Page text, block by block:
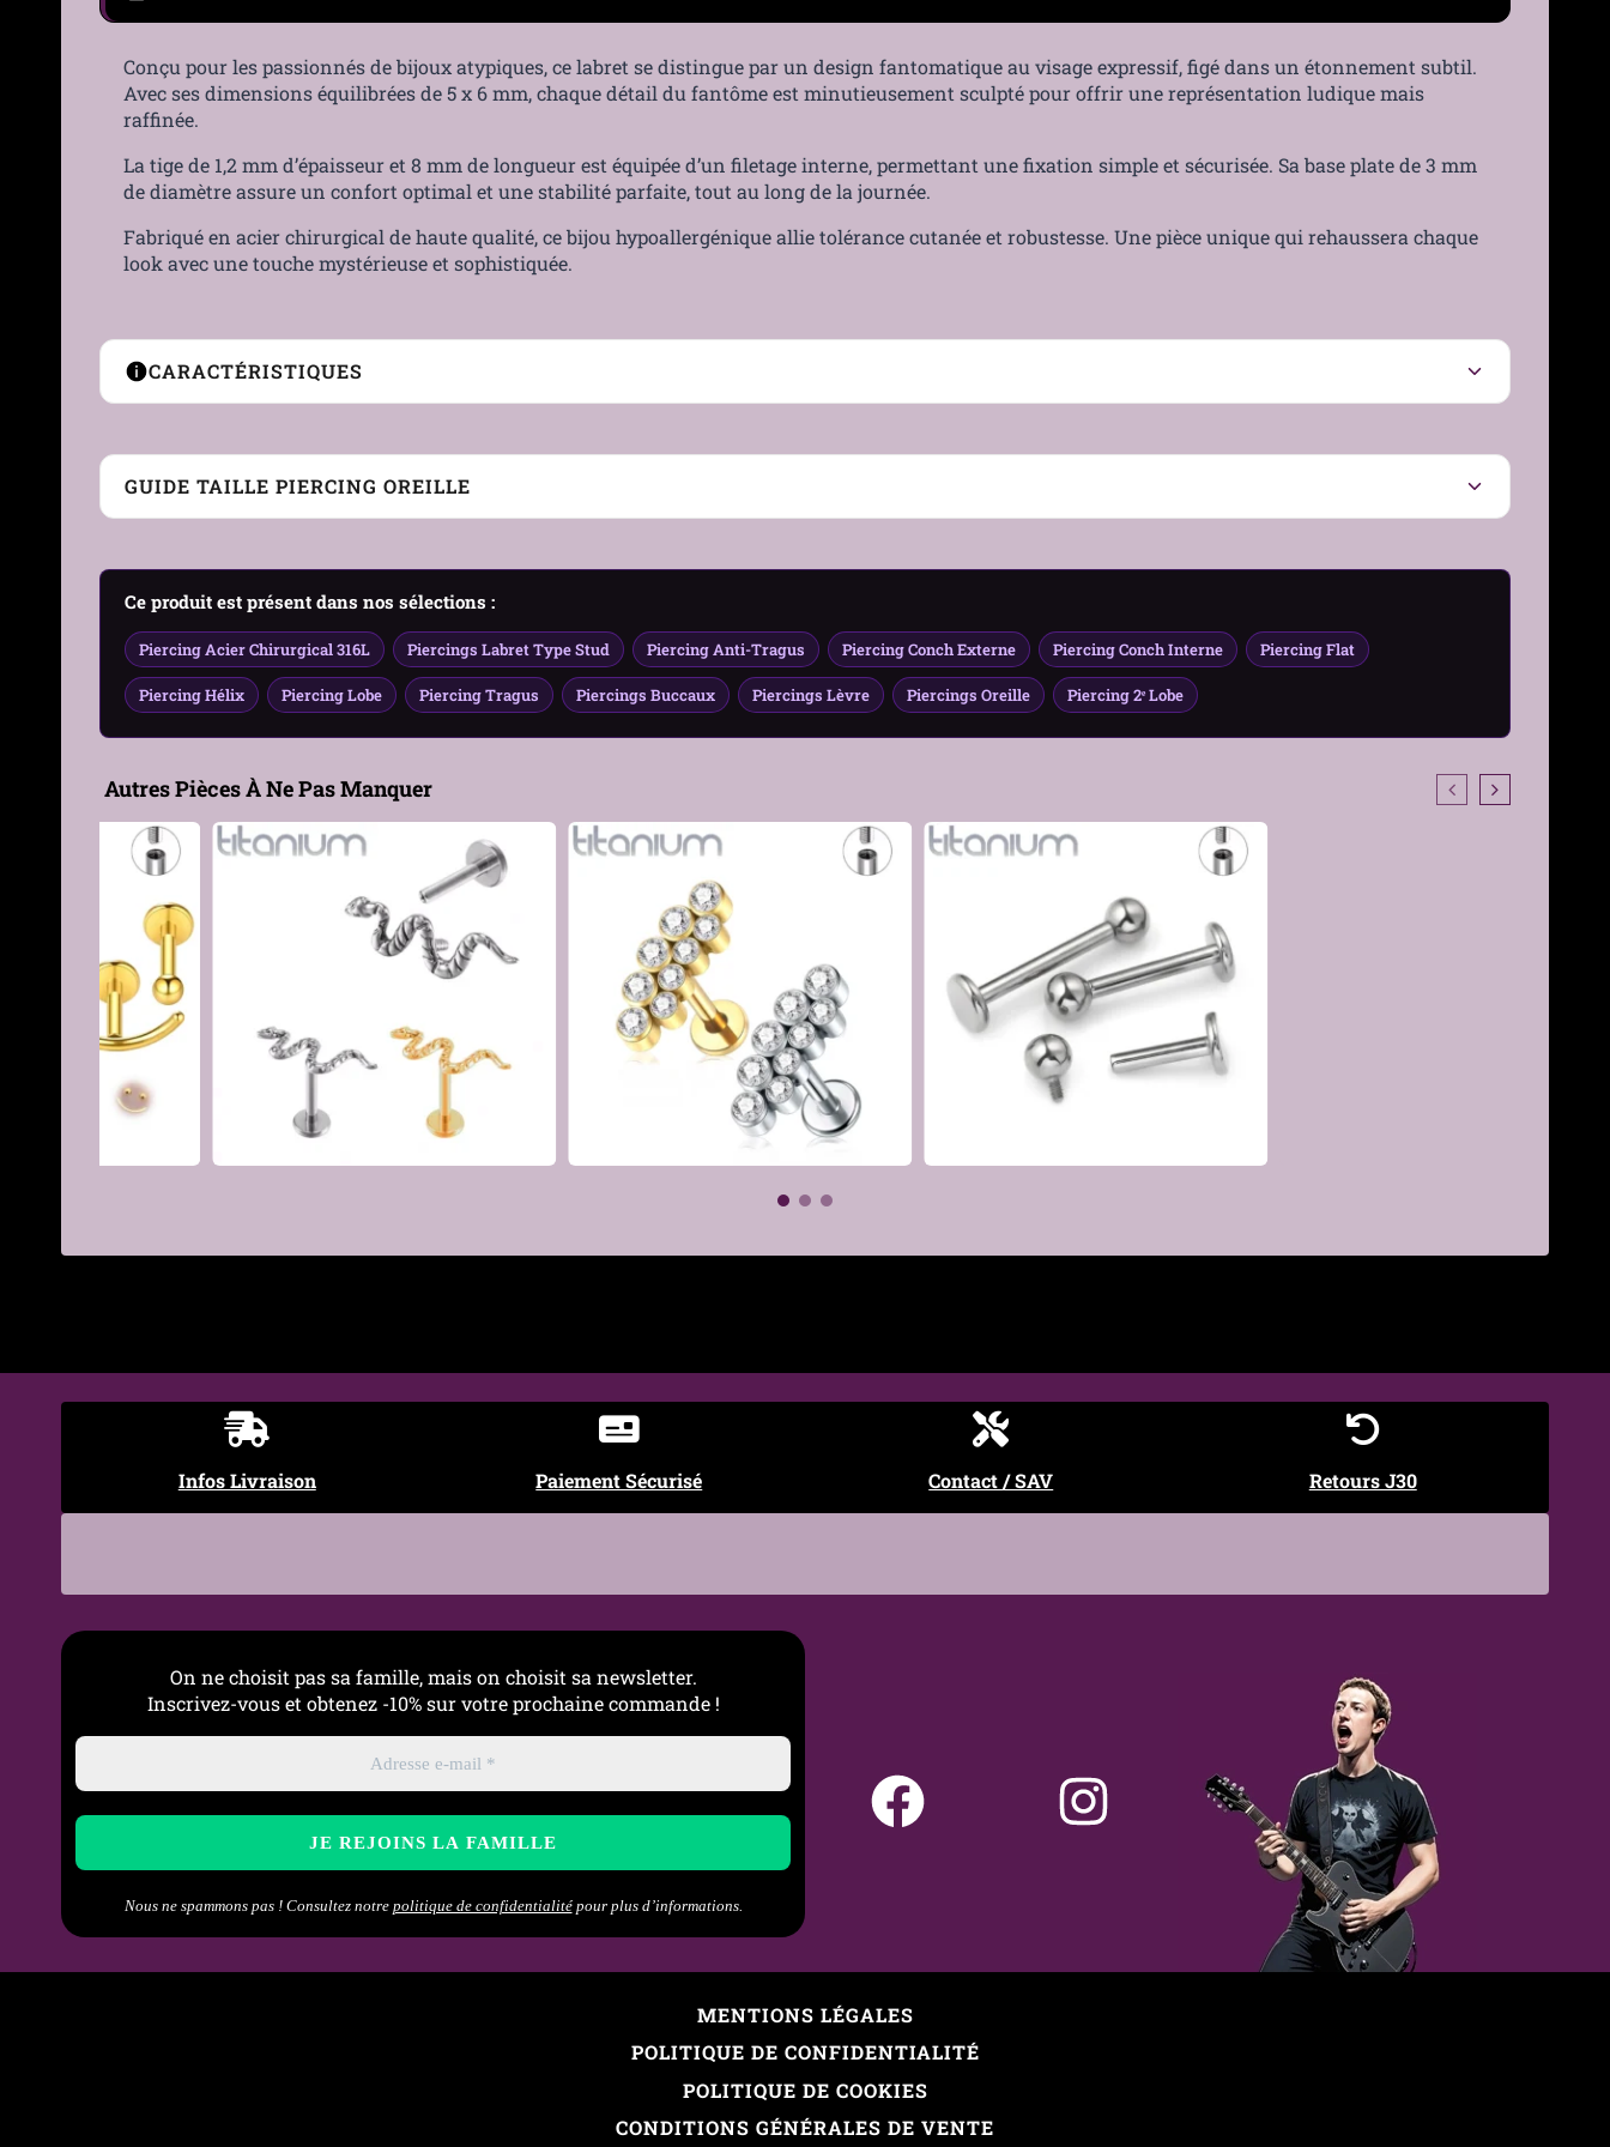
Conçu pour les passionnés de bijoux atypiques, ce labret se distingue par un design fantomatique au visage expressif, figé dans un étonnement subtil.
Avec ses dimensions équilibrées de 5 x 6 mm, chaque détail du fantôme est minutieusement sculpté pour offrir une représentation ludique mais
raffinée.
La tige de 1,2 mm d’épaisseur et 8 mm de longueur est équipée d’un filetage interne, permettant une fixation simple et sécurisée. Sa base plate de 3 mm
de diamètre assure un confort optimal et une stabilité parfaite, tout au long de la journée.
Fabriqué en acier chirurgical de haute qualité, ce bijou hypoallergénique allie tolérance cutanée et robustesse. Une pièce unique qui rehaussera chaque
look avec une touche mystérieuse et sophistiquée.
CARACTÉRISTIQUES
Matière Acier 316L
Épaisseur Tige 1.2mm
Longueur Tige 8 mm
Diamètre
Fantôme 5 x 6mm
Genre
GUIDE TAILLE PIERCING OREILLE
→Guide complet des tailles de piercings
Pour comprendre les gauges, longueurs et diamètres selon chaque zone du corps.
→Tout savoir sur les piercings d’oreille
Noms des emplacements, niveau de douleur, cicatrisation et bijoux adaptés.
Ce produit est présent dans nos sélections :
Piercing Acier Chirurgical 316L Piercings Labret Type Stud Piercing Anti-Tragus Piercing Conch Externe Piercing Conch Interne Piercing Flat
Piercing Hélix Piercing Lobe Piercing Tragus Piercings Buccaux Piercings Lèvre Piercings Oreille Piercing 2ᵉ Lobe
Autres Pièces À Ne Pas Manquer
€ € €
Infos Livraison Paiement Sécurisé Contact / SAV Retours J30
On ne choisit pas sa famille, mais on choisit sa newsletter.
Inscrivez-vous et obtenez -10% sur votre prochaine commande !
Nous ne spammons pas ! Consultez notre politique de confidentialitépour plus d’informations.
MENTIONS LÉGALES
POLITIQUE DE CONFIDENTIALITÉ
POLITIQUE DE COOKIES
CONDITIONS GÉNÉRALES DE VENTE